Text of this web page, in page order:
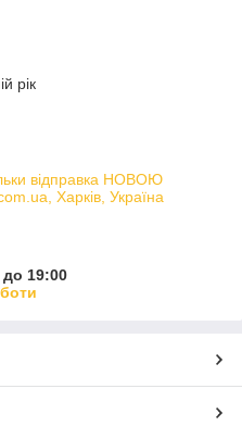
рік
відправка НОВОЮ
Харків, Україна
до 19:00